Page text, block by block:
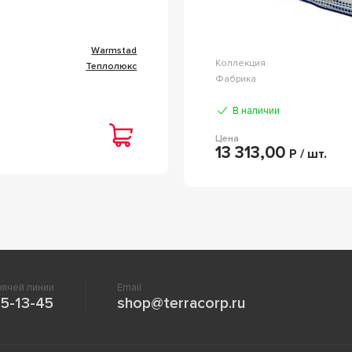
Warmstad
Теплолюкс Коллекция
Фабрика
В наличии
Цена
13 313,00 Р / шт.
линии
13-45
Email
shop@terracorp.ru